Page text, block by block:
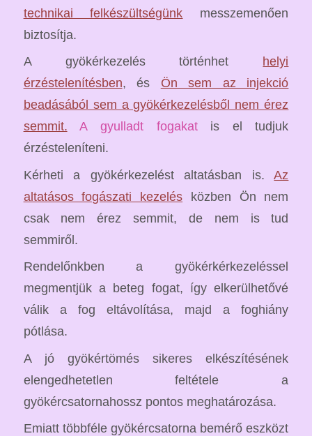
technikai felkészültségünk messzemenően
biztosítja.
A gyökérkezelés történhet helyi
érzéstelenítésben, és Ön sem az injekció
beadásából sem a gyökérkezelésből nem érez
semmit.
A gyulladt fogakatis el tudjuk
érzésteleníteni.
Kérheti a gyökérkezelést altatásban is.Az
altatásos fogászati kezelés közben Ön nem
csak nem érez semmit, de nem is tud
semmiről.
Rendelőnkben a gyökérkérkezeléssel
megmentjük a beteg fogat, így elkerülhetővé
válik a fog eltávolítása, majd a foghiány
pótlása.
A jó gyökértömés sikeres elkészítésének
elengedhetetlen feltétele a
gyökércsatornahossz pontos meghatározása.
Emiatt többféle gyökércsatorna bemérő eszközt